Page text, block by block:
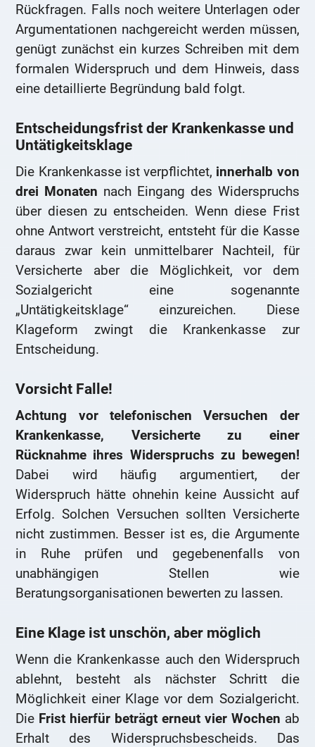
Rückfragen. Falls noch weitere Unterlagen oder
Argumentationen nachgereicht werden müssen,
genügt zunächst ein kurzes Schreiben mit dem
formalen Widerspruch und dem Hinweis, dass
eine detaillierte Begründung bald folgt.
Entscheidungsfrist der Krankenkasse und
Untätigkeitsklage
Die Krankenkasse ist verpflichtet, innerhalb von
drei Monaten nach Eingang des Widerspruchs
über diesen zu entscheiden. Wenn diese Frist
ohne Antwort verstreicht, entsteht für die Kasse
daraus zwar kein unmittelbarer Nachteil, für
Versicherte aber die Möglichkeit, vor dem
Sozialgericht eine sogenannte
„Untätigkeitsklage“ einzureichen. Diese
Klageform zwingt die Krankenkasse zur
Entscheidung.
Vorsicht Falle!
Achtung vor telefonischen Versuchen der
Krankenkasse, Versicherte zu einer
Rücknahme ihres Widerspruchs zu bewegen!
Dabei wird häufig argumentiert, der
Widerspruch hätte ohnehin keine Aussicht auf
Erfolg. Solchen Versuchen sollten Versicherte
nicht zustimmen. Besser ist es, die Argumente
in Ruhe prüfen und gegebenenfalls von
unabhängigen Stellen wie
Beratungsorganisationen bewerten zu lassen.
Eine Klage ist unschön, aber möglich
Wenn die Krankenkasse auch den Widerspruch
ablehnt, besteht als nächster Schritt die
Möglichkeit einer Klage vor dem Sozialgericht.
Die Frist hierfür beträgt erneut vier Wochen ab
Erhalt des Widerspruchsbescheids. Das